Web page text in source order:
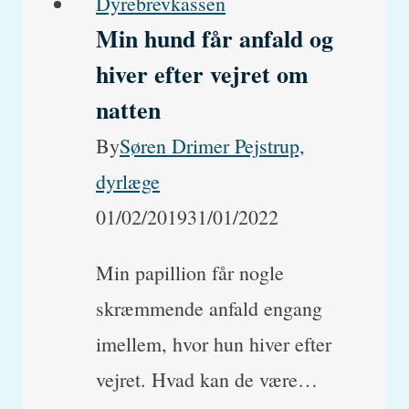
vi
gøre?
Min hund får anfald og
hiver efter vejret om
natten
BySøren Drimer Pejstrup,
dyrlæge
01/02/201931/01/2022
Min papillion får nogle
skræmmende anfald engang
imellem, hvor hun hiver efter
vejret. Hvad kan de være…